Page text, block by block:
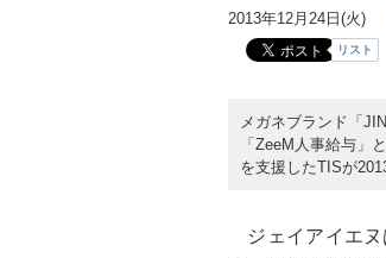
2013年12月24日(火)
リスト
メガネブランド「
「ZeeM人事給与」
を支援したTISが
ジェイアイエヌ